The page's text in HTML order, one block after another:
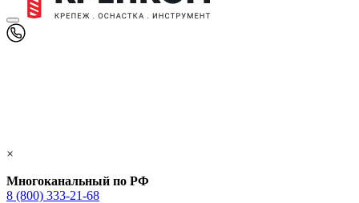
×
Многоканальный по РФ
8 (800) 333‑21-68